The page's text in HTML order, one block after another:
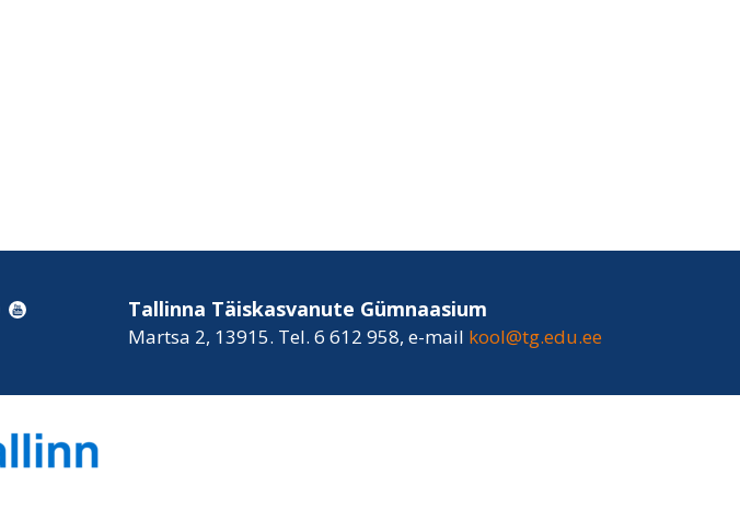
Tallinna Täiskasvanute Gümnaasium
Martsa 2, 13915. Tel. 6 612 958, e-mail kool@tg.edu.ee